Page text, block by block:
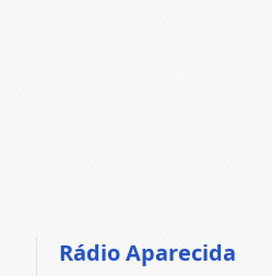
Rádio Aparecida